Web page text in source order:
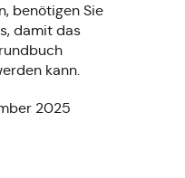
benötigen Sie
damit das
kann.
2025